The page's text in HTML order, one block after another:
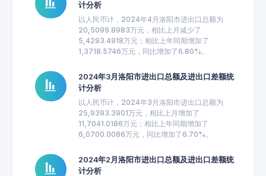
计分析
以人民币计，2024年4月洛阳市进出口总额为
20,5099.8983万元，相比上月减少了
5,4293.4918万元；相比上年同期增加了
1,3718.5746万元，同比增加了6.80%。
2024年3月洛阳市进出口总额及进出口差额统
计分析
以人民币计，2024年3月洛阳市进出口总额为
25,9393.3901万元，相比上月增加了
11,7041.0186万元；相比上年同期增加了
6,0700.0086万元，同比增加了6.70%。
2024年2月洛阳市进出口总额及进出口差额统
计分析